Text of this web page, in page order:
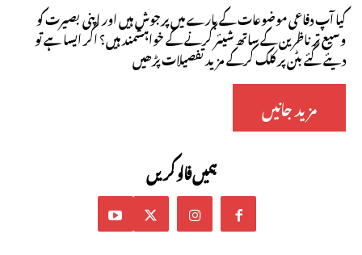
کیا آپ دفاعی موضوعات کے بارے میں پرجوش ہیں اور اپنی بصیرت کو
وسیع تر ناظرین کے ساتھ شیئر کرنے کے خواہشمند ہیں؟ اگر ایسا ہے تو
دیئے گئے بٹن پر کلک کرکے مزید تفصیلات پڑھیں
مزید جانیں
ہمیں فالو کریں